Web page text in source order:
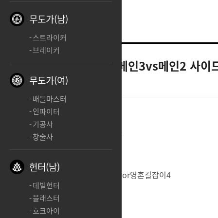
깨달음 메인3vs메인2 사이
2024.11.03 18:02
현재 만원소울이터 키우고 있습니다
앜패 깨달음 영혼공명3vs영혼공명2or영혼길잡이4
둘중에 어떤게 나을까요 알려주세여
무도가(남)
스트라이커
브레이커
무도가(여)
배틀마스터
인파이터
기공사
창술사
헌터(남)
데빌헌터
블래스터
호크아이